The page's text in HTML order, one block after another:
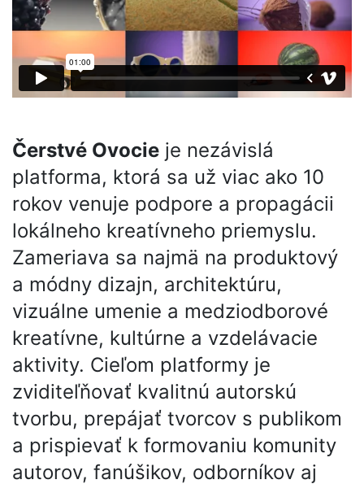
Čerstvé Ovocie je nezávislá
platforma, ktorá sa už viac ako 10
rokov venuje podpore a propagácii
lokálneho kreatívneho priemyslu.
Zameriava sa najmä na produktový
a módny dizajn, architektúru,
vizuálne umenie a medziodborové
kreatívne, kultúrne a vzdelávacie
aktivity. Cieľom platformy je
zviditeľňovať kvalitnú autorskú
tvorbu, prepájať tvorcov s publikom
a prispievať k formovaniu komunity
autorov, fanúšikov, odborníkov aj